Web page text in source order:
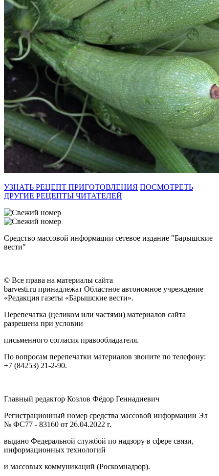
УЗНАТЬ РЕЦЕПТ ПРИГОТОВЛЕНИЯ ПОСМОТРЕТЬ
ДРУГИЕ РЕЦЕПТЫ ЧИТАТЕЛЕЙ
Средство массовой информации сетевое издание "Барышские
вести"
© Все права на материалы сайта
barvesti.ru принадлежат Областное автономное учреждение
«Редакция газеты «Барышские вести».
Перепечатка (целиком или частями) материалов сайта
разрешена при условии
письменного согласия правообладателя.
По вопросам перепечатки материалов звоните по телефону:
+7 (84253) 21-2-90.
Главный редактор Козлов Фёдор Геннадиевич
Регистрационный номер средства массовой информации Эл
№ ФС77 - 83160 от 26.04.2022 г.
выдано Федеральной службой по надзору в сфере связи,
информационных технологий
и массовых коммуникаций (Роскомнадзор).